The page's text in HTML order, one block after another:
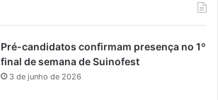
Pré-candidatos confirmam presença no 1º
final de semana de Suinofest
3 de junho de 2026